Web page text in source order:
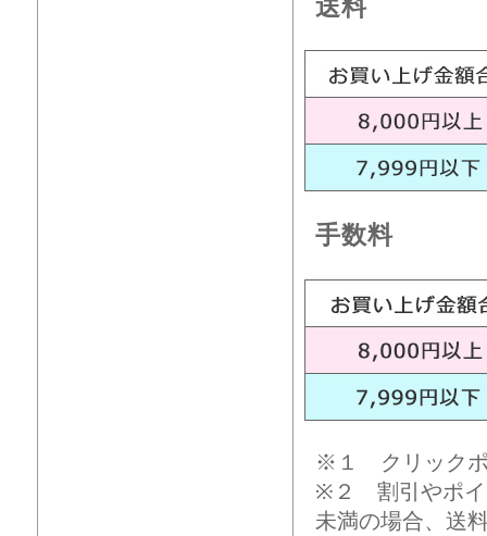
送料
手数料
※１ クリックポ
※２ 割引やポイ
未満の場合、送